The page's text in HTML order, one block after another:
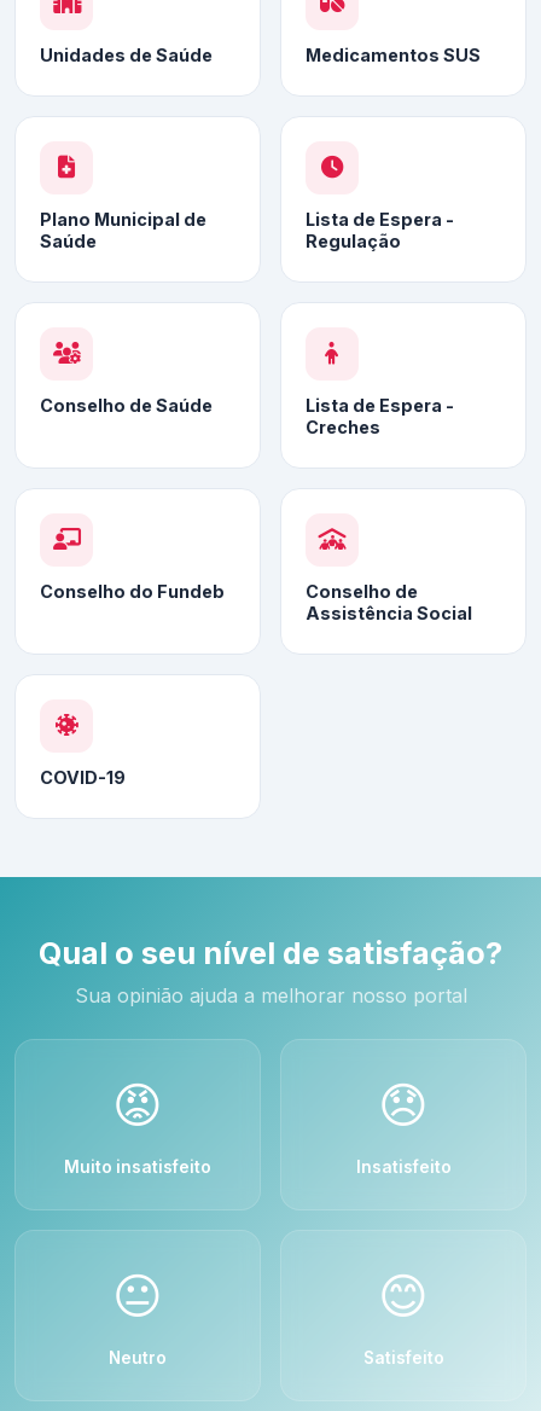
Unidades de Saúde Medicamentos SUS
Plano Municipal de
Saúde
Lista de Espera -
Regulação
Conselho de Saúde
Lista de Espera -
Creches
Conselho do Fundeb
Conselho de
Assistência Social
COVID-19
Qual o seu nível de satisfação?
Sua opinião ajuda a melhorar nosso portal
😡
Muito insatisfeito
😞
Insatisfeito
😐
Neutro
😊
Satisfeito